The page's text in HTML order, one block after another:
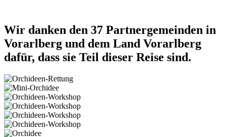
Wir danken den 37 Partnergemeinden in
Vorarlberg und dem Land Vorarlberg
dafür, dass sie Teil dieser Reise sind.